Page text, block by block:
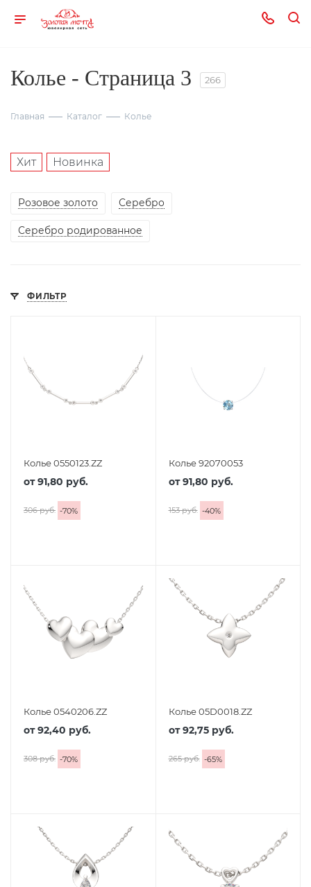
Колье - Страница 3 266
Главная Каталог Колье
Хит Новинка
Розовое золото Серебро
Серебро родированное
ФИЛЬТР
Колье 0550123.ZZ
от91,80 руб.
306 руб. -70%
Колье 92070053
от91,80 руб.
153 руб. -40%
Колье 0540206.ZZ
от92,40 руб.
308 руб. -70%
Колье 05D0018.ZZ
от92,75 руб.
265 руб. -65%